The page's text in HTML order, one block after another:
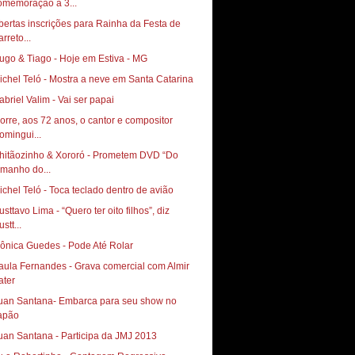
a 3...
inscrições para Rainha da Festa de
& Tiago - Hoje em Estiva - MG
Teló - Mostra a neve em Santa Catarina
Valim - Vai ser papai
aos 72 anos, o cantor e compositor
& Xororó - Prometem DVD “Do
do...
Teló - Toca teclado dentro de avião
Lima - “Quero ter oito filhos”, diz
Guedes - Pode Até Rolar
Fernandes - Grava comercial com Almir
Santana- Embarca para seu show no
Santana - Participa da JMJ 2013